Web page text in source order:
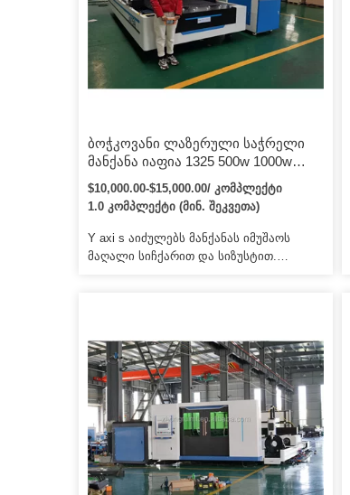
ფენა მასალის პალეტისთვის) ცალკე
დატვირთვის ვაკუუმსაწოვი და
განტვირთვის ჩანგლის მოწყობილობა:
უფრო სტაბილური სამუშაო […]
ბოჭკოვანი ლაზერული საჭრელი
მანქანა იაფია 1325 500w 1000w
2000w 4000w ბოჭკოვანი
ლაზერული საჭრელი მანქანა
მბრუნავი მანქანა
$10,000.00-$15,000.00/ კომპლექტი
1.0 კომპლექტი (მინ. შეკვეთა)
Y axi s აიძულებს მანქანას იმუშაოს
მაღალი სიჩქარით და სიზუსტით.
როცა დაგჭირდებათ გამოცვლა.